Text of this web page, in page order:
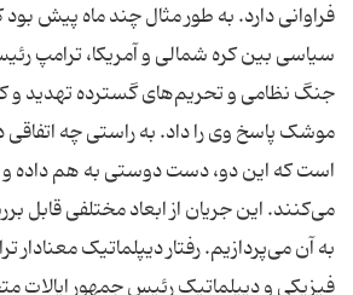
فراوانی دارد. به طور مثال چند ماه پیش
سیاسی بین کره شمالی و آمریکا، ترامپ
جنگ نظامی و تحریم‌های گسترده تهدید و
موشک پاسخ وی را داد. به راستی چه اتفاقی
است که این دو، دست دوستی به هم داده و
می‌کنند. این جریان از ابعاد مختلفی قابل
به آن می‌پردازیم. رفتار دیپلماتیک معنادار
فیزیکی و دیپلماتیک رئیس جمهور ایالات